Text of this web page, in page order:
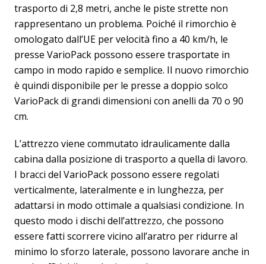
trasporto di 2,8 metri, anche le piste strette non
rappresentano un problema. Poiché il rimorchio è
omologato dall’UE per velocità fino a 40 km/h, le
presse VarioPack possono essere trasportate in
campo in modo rapido e semplice. Il nuovo rimorchio
è quindi disponibile per le presse a doppio solco
VarioPack di grandi dimensioni con anelli da 70 o 90
cm.
L’attrezzo viene commutato idraulicamente dalla
cabina dalla posizione di trasporto a quella di lavoro.
I bracci del VarioPack possono essere regolati
verticalmente, lateralmente e in lunghezza, per
adattarsi in modo ottimale a qualsiasi condizione. In
questo modo i dischi dell’attrezzo, che possono
essere fatti scorrere vicino all’aratro per ridurre al
minimo lo sforzo laterale, possono lavorare anche in